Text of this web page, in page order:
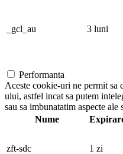
_gcl_au 3 luni
Performanta
Aceste cookie-uri ne permit sa
ului, astfel incat sa putem
sau sa imbunatatim aspecte ale
Nume
zft-sdc 1 zi